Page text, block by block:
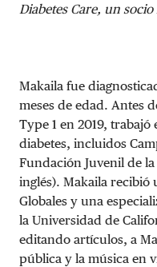
Diabetes Care, un
Makaila fue
meses de edad. Antes
Type 1 en 2019,
diabetes, incluidos
Fundación Juvenil de la
inglés). Makaila recibió
Globales y una
la Universidad de
editando artículos, a
pública y la música en